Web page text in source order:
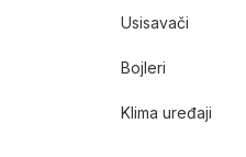
Usisavači
Bojleri
Klima uređaji